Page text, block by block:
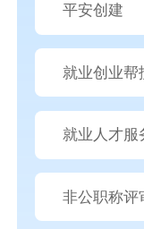
平安创建
就业创业帮
就业人才服
非公职称评